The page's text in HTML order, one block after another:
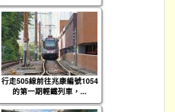
行走505線前往兆康編號1054
的第一期輕鐵列車，...